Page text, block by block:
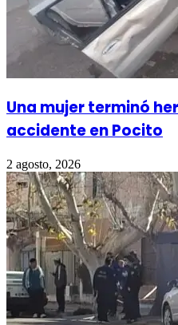
Una mujer terminó
accidente en Pocito
2 agosto, 2026